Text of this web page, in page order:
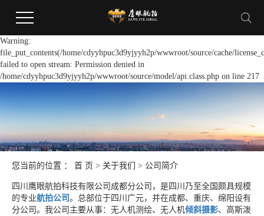
Warning:
file_put_contents(/home/cdyyhpuc3d9yjyyh2p/wwwroot/source/cache/
failed to open stream: Permission denied in
/home/cdyyhpuc3d9yjyyh2p/wwwroot/source/model/api.class.php on line 217
您当前的位置 ：首 页 > 关于我们 > 公司简介
四川鹰眼航拍科技有限公司成都分公司，是四川乃至全国颇具规模
的专业航拍公司。总部位于四川广元，并在成都、重庆、绵阳设有
分公司。我公司主要从事：无人机测绘、无人机倾斜摄影、高斯泼